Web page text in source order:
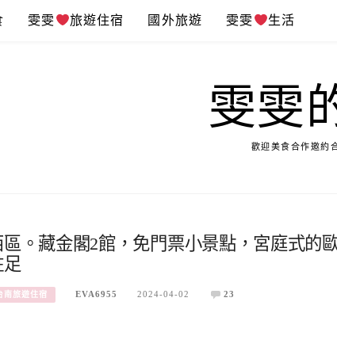
雯雯 旅遊住宿 國外旅遊 雯雯 生活
雯雯
歡迎美食合作邀約
區。藏金閣2館，免門票小景點，宮庭式的
南旅遊住宿 EVA6955 2024-04-02 23